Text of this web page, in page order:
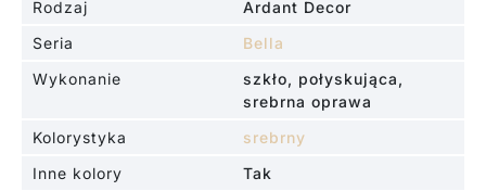
Rodzaj
Ardant Decor
Seria
Bella
Wykonanie
szkło, połyskująca,
srebrna oprawa
Kolorystyka
srebrny
Inne kolory
Tak